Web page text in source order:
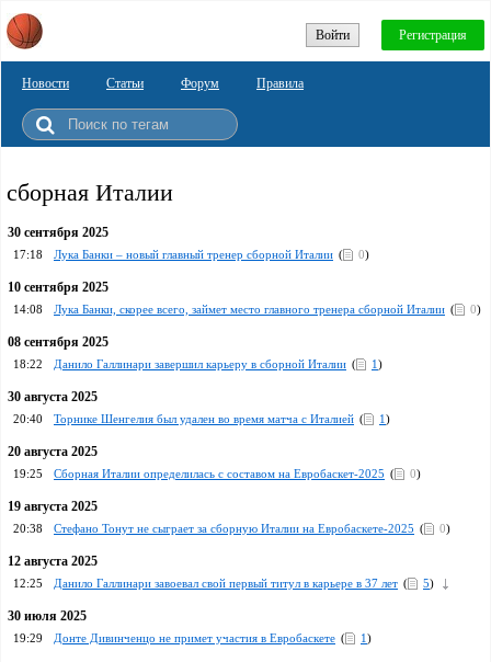
Войти Регистрация
Новости Статьи Форум Правила
сборная Италии
30 сентября 2025
17:18 Лука Банки – новый главный тренер сборной Италии ( 0)
10 сентября 2025
14:08 Лука Банки, скорее всего, займет место главного тренера сборной Италии ( 0)
08 сентября 2025
18:22 Данило Галлинари завершил карьеру в сборной Италии ( 1)
30 августа 2025
20:40 Торнике Шенгелия был удален во время матча с Италией ( 1)
20 августа 2025
19:25 Сборная Италии определилась с составом на Евробаскет-2025 ( 0)
19 августа 2025
20:38 Стефано Тонут не сыграет за сборную Италии на Евробаскете-2025 ( 0)
12 августа 2025
12:25 Данило Галлинари завоевал свой первый титул в карьере в 37 лет ( 5)
30 июля 2025
19:29 Донте Дивинченцо не примет участия в Евробаскете ( 1)